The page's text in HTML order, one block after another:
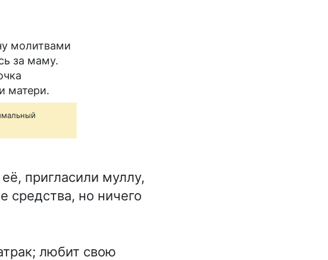
молитвами
за маму.
матери.
пригласили муллу,
средства, но ничего
любит свою